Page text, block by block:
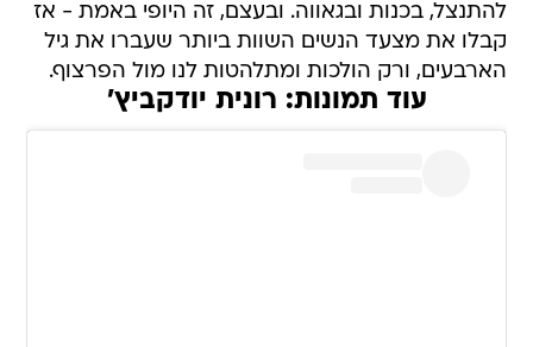
להתנצל, בכנות ובגאווה. ובעצם, זה היופי באמת - אז
קבלו את מצעד הנשים השוות ביותר שעברו את גיל
הארבעים, ורק הולכות ומתלהטות לנו מול הפרצוף.
עוד תמונות: רונית יודקביץ'